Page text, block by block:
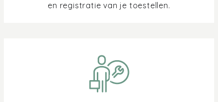
en registratie van je toestellen.